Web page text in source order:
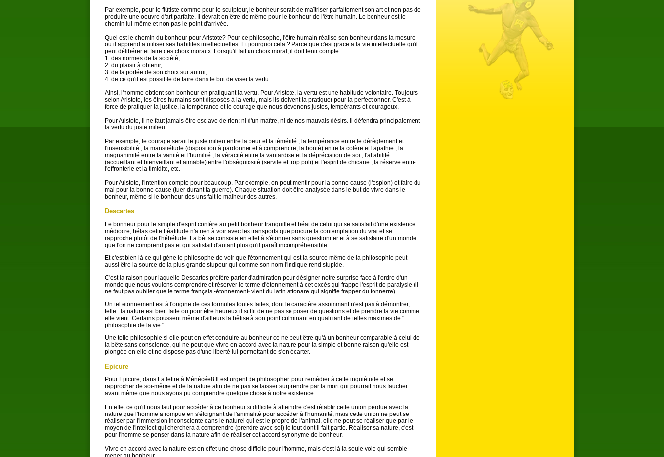
Par exemple, pour le flûtiste comme pour le sculpteur, le bonheur serait de maîtriser parfaitement son art et non pas de
produire une oeuvre d'art parfaite. Il devrait en être de même pour le bonheur de l'être humain. Le bonheur est le
chemin lui-même et non pas le point d'arrivée.
Quel est le chemin du bonheur pour Aristote? Pour ce philosophe, l'être humain réalise son bonheur dans la mesure
où il apprend à utiliser ses habilités intellectuelles. Et pourquoi cela ? Parce que c'est grâce à la vie intellectuelle qu'il
peut délibérer et faire des choix moraux. Lorsqu'il fait un choix moral, il doit tenir compte :
1. des normes de la société,
2. du plaisir à obtenir,
3. de la portée de son choix sur autrui,
4. de ce qu'il est possible de faire dans le but de viser la vertu.
Ainsi, l'homme obtient son bonheur en pratiquant la vertu. Pour Aristote, la vertu est une habitude volontaire. Toujours
selon Aristote, les êtres humains sont disposés à la vertu, mais ils doivent la pratiquer pour la perfectionner. C'est à
force de pratiquer la justice, la tempérance et le courage que nous devenons justes, tempérants et courageux.
Pour Aristote, il ne faut jamais être esclave de rien: ni d'un maître, ni de nos mauvais désirs. Il défendra principalement
la vertu du juste milieu.
Par exemple, le courage serait le juste milieu entre la peur et la témérité ; la tempérance entre le dérèglement et
l'insensibilité ; la mansuétude (disposition à pardonner et à comprendre, la bonté) entre la colère et l'apathie ; la
magnanimité entre la vanité et l'humilité ; la véracité entre la vantardise et la dépréciation de soi ; l'affabilité
(accueillant et bienveillant et aimable) entre l'obséquiosité (servile et trop poli) et l'esprit de chicane ; la réserve entre
l'effronterie et la timidité, etc.
Pour Aristote, l'intention compte pour beaucoup. Par exemple, on peut mentir pour la bonne cause (l'espion) et faire du
mal pour la bonne cause (tuer durant la guerre). Chaque situation doit être analysée dans le but de vivre dans le
bonheur, même si le bonheur des uns fait le malheur des autres.
Descartes
Le bonheur pour le simple d'esprit confère au petit bonheur tranquille et béat de celui qui se satisfait d'une existence
médiocre, hélas cette béatitude n'a rien à voir avec les transports que procure la contemplation du vrai et se
rapproche plutôt de l'hébétude. La bêtise consiste en effet à s'étonner sans questionner et à se satisfaire d'un monde
que l'on ne comprend pas et qui satisfait d'autant plus qu'il paraît incompréhensible.
Et c'est bien là ce qui gène le philosophe de voir que l'étonnement qui est la source même de la philosophie peut
aussi être la source de la plus grande stupeur qui comme son nom l'indique rend stupide.
C'est la raison pour laquelle Descartes préfère parler d'admiration pour désigner notre surprise face à l'ordre d'un
monde que nous voulons comprendre et réserver le terme d'étonnement à cet excès qui frappe l'esprit de paralysie (il
ne faut pas oublier que le terme français -étonnement- vient du latin attonare qui signifie frapper du tonnerre).
Un tel étonnement est à l'origine de ces formules toutes faites, dont le caractère assommant n'est pas à démontrer,
telle : la nature est bien faite ou pour être heureux il suffit de ne pas se poser de questions et de prendre la vie comme
elle vient. Certains poussent même d'ailleurs la bêtise à son point culminant en qualifiant de telles maximes de "
philosophie de la vie ".
Une telle philosophie si elle peut en effet conduire au bonheur ce ne peut être qu'à un bonheur comparable à celui de
la bête sans conscience, qui ne peut que vivre en accord avec la nature pour la simple et bonne raison qu'elle est
plongée en elle et ne dispose pas d'une liberté lui permettant de s'en écarter.
Epicure
Pour Epicure, dans La lettre à Ménécée8 Il est urgent de philosopher. pour remédier à cette inquiétude et se
rapprocher de soi-même et de la nature afin de ne pas se laisser surprendre par la mort qui pourrait nous faucher
avant même que nous ayons pu comprendre quelque chose à notre existence.
En effet ce qu'il nous faut pour accéder à ce bonheur si difficile à atteindre c'est rétablir cette union perdue avec la
nature que l'homme a rompue en s'éloignant de l'animalité pour accéder à l'humanité, mais cette union ne peut se
réaliser par l'immersion inconsciente dans le naturel qui est le propre de l'animal, elle ne peut se réaliser que par le
moyen de l'intellect qui cherchera à comprendre (prendre avec soi) le tout dont il fait partie. Réaliser sa nature, c'est
pour l'homme se penser dans la nature afin de réaliser cet accord synonyme de bonheur.
Vivre en accord avec la nature est en effet une chose difficile pour l'homme, mais c'est là la seule voie qui semble
mener au bonheur.